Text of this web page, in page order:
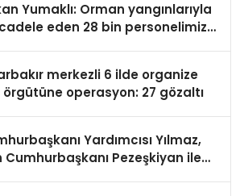
Yumaklı: Orman yangınlarıyla
eden 28 bin personelimiz
merkezli 6 ilde organize
örgütüne operasyon: 27 gözaltı
Yardımcısı Yılmaz,
Cumhurbaşkanı Pezeşkiyan ile